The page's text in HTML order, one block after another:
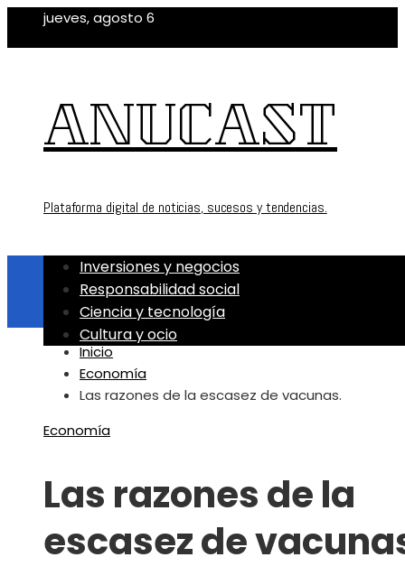
jueves, agosto 6
ANUCAST
Plataforma digital de noticias, sucesos y tendencias.
Inversiones y negocios
Responsabilidad social
Ciencia y tecnología
Cultura y ocio
Inicio
Economía
Las razones de la escasez de vacunas.
Economía
Las razones de la
escasez de